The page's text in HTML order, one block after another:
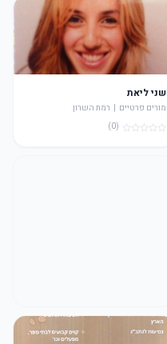
שני ליאת
מורים פרטיים | רמת השרון
(0)